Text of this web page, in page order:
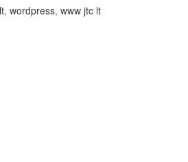
, wordpress, www jtc lt